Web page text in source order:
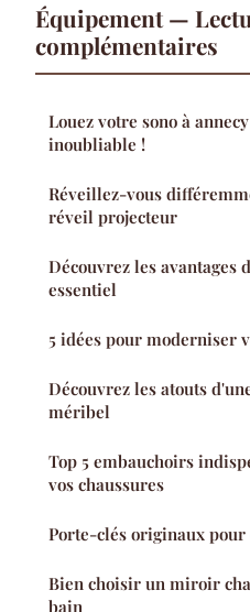
Équipement —
complémentaires
Louez votre sono à
inoubliable !
Réveillez-vous
réveil projecteur
Découvrez les
essentiel
5 idées pour moderniser
Découvrez les atouts
méribel
Top 5 embauchoirs
vos chaussures
Porte-clés originaux
Bien choisir un miroir
bain